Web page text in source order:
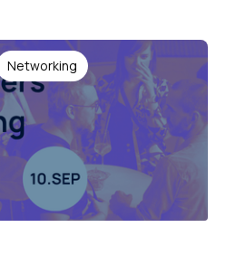
Networking